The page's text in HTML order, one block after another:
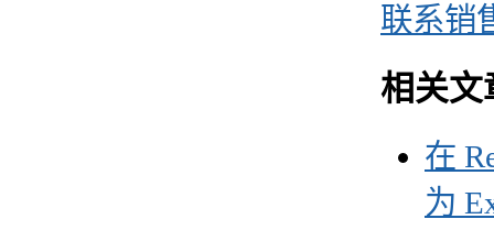
联系销
相关文
在
为